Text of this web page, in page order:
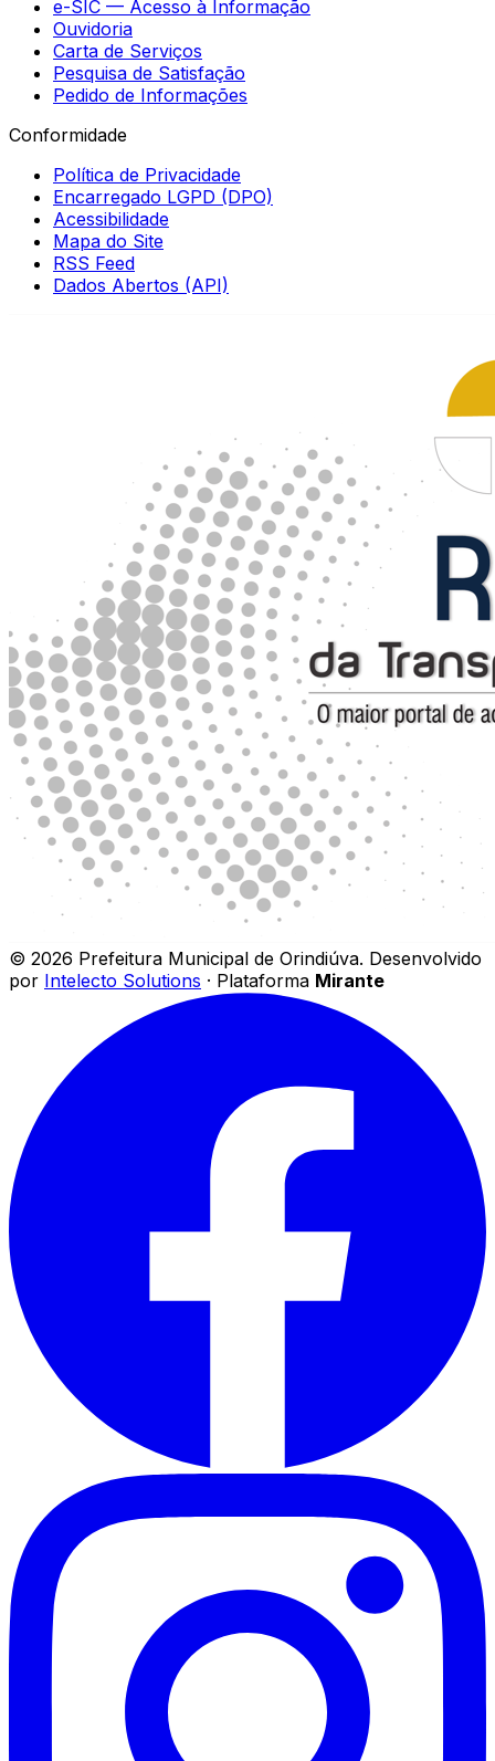
e-SIC — Acesso à Informação
Ouvidoria
Carta de Serviços
Pesquisa de Satisfação
Pedido de Informações
Conformidade
Política de Privacidade
Encarregado LGPD (DPO)
Acessibilidade
Mapa do Site
RSS Feed
Dados Abertos (API)
© 2026 Prefeitura Municipal de Orindiúva. Desenvolvido
por Intelecto Solutions · Plataforma Mirante